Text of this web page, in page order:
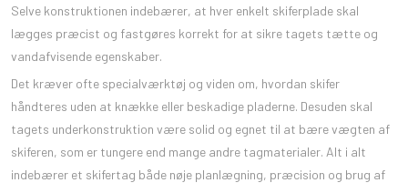
Selve konstruktionen indebærer, at hver enkelt skiferplade skal
lægges præcist og fastgøres korrekt for at sikre tagets tætte og
vandafvisende egenskaber.
Det kræver ofte specialværktøj og viden om, hvordan skifer
håndteres uden at knække eller beskadige pladerne. Desuden skal
tagets underkonstruktion være solid og egnet til at bære vægten af
skiferen, som er tungere end mange andre tagmaterialer. Alt i alt
indebærer et skifertag både nøje planlægning, præcision og brug af